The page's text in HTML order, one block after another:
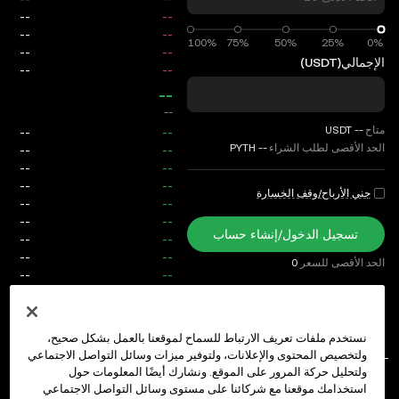
الإجمالي(USDT)
متاح --
USDT
الحد الأقصى لطلب الشراء --
PYTH
جني الأرباح/وقف الخسارة
تسجيل الدخول/إنشاء حساب
الحد الأقصى للسعر 0
--
--
الطلبات المفتوحة سجل الطلبات المراكز المفتوحة سجل المراكزنستخدم ملفات تعريف الارتباط للسماح لموقعنا بالعمل بشكل صحيح،
ولتخصيص المحتوى والإعلانات، ولتوفير ميزات وسائل التواصل الاجتماعي
ولتحليل حركة المرور على الموقع. ونشارك أيضًا المعلومات حول
استخدامك موقعنا مع شركائنا على مستوى وسائل التواصل الاجتماعي